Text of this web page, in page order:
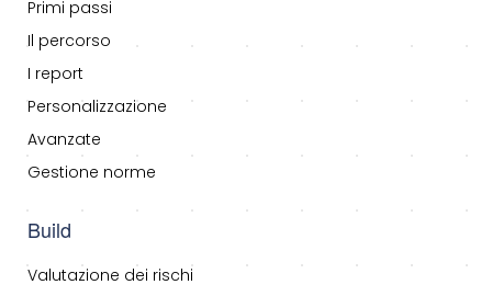
Primi passi
Il percorso
I report
Personalizzazione
Avanzate
Gestione norme
Build
Valutazione dei rischi